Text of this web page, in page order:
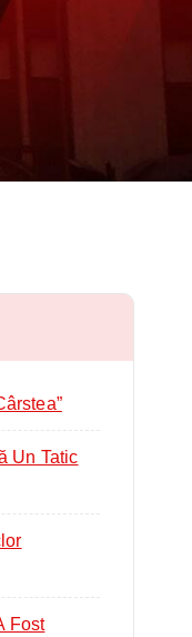
Un Tatic
Fost